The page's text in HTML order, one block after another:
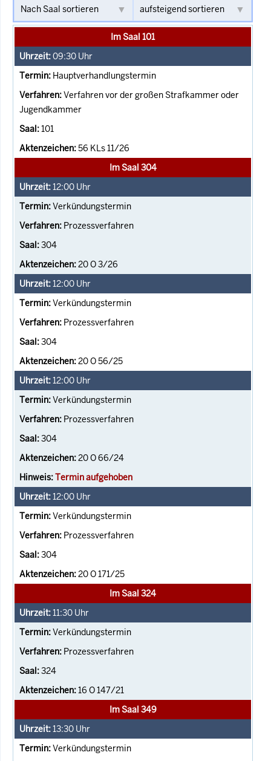
Im Saal 101
09:30 Uhr
Hauptverhandlungstermin
Verfahren vor der großen Strafkammer oder
Jugendkammer
101
56 KLs 11/26
Im Saal 304
12:00 Uhr
Verkündungstermin
Prozessverfahren
304
20 O 3/26
12:00 Uhr
Verkündungstermin
Prozessverfahren
304
20 O 56/25
12:00 Uhr
Verkündungstermin
Prozessverfahren
304
20 O 66/24
Termin aufgehoben
12:00 Uhr
Verkündungstermin
Prozessverfahren
304
20 O 171/25
Im Saal 324
11:30 Uhr
Verkündungstermin
Prozessverfahren
324
16 O 147/21
Im Saal 349
13:30 Uhr
Verkündungstermin